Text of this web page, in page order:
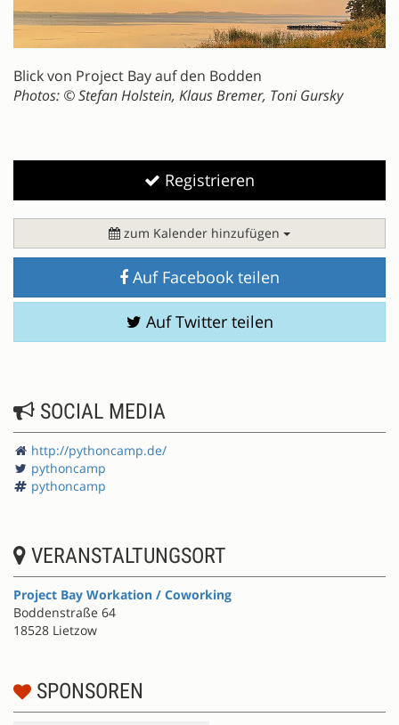
Blick von Project Bay auf den Bodden
Photos: © Stefan Holstein, Klaus Bremer, Toni Gursky
Registrieren
zum Kalender hinzufügen
Auf Facebook teilen
Auf Twitter teilen
SOCIAL MEDIA
http://pythoncamp.de/
pythoncamp
pythoncamp
VERANSTALTUNGSORT
Project Bay Workation / Coworking
Boddenstraße 64
18528 Lietzow
SPONSOREN